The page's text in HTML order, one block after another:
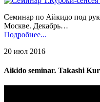
Семинар по Айкидо под
Москве. Декабрь…
Подробнее...
20 июл 2016
Aikido seminar. Takashi